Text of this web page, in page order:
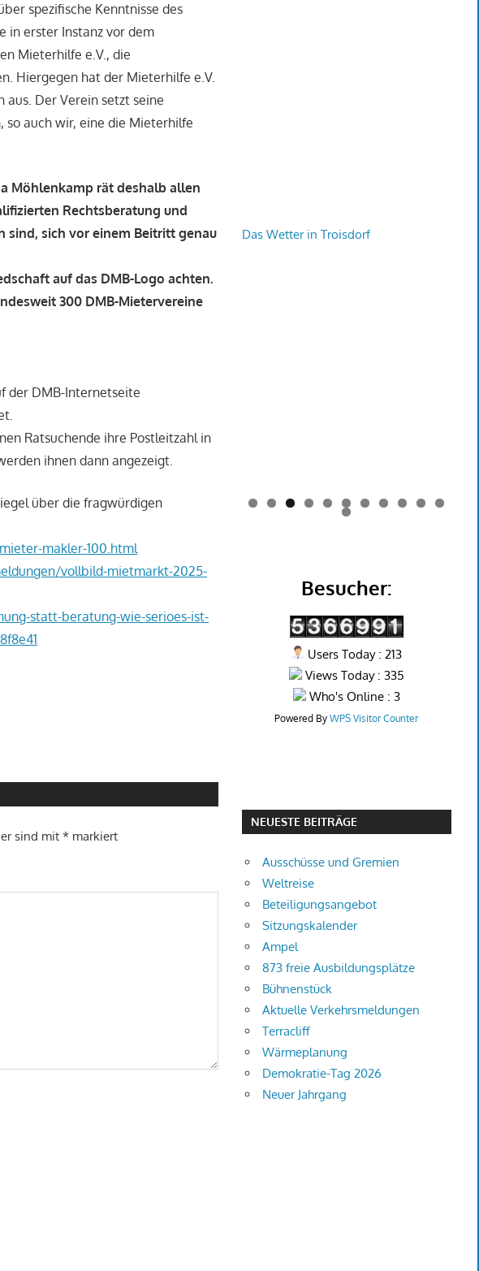
spezifische Kenntnisse des
in erster Instanz vor dem
Mieterhilfe e.V., die
Hiergegen hat der Mieterhilfe e.V.
aus. Der Verein setzt seine
auch wir, eine die Mieterhilfe
Möhlenkamp rät deshalb allen
Rechtsberatung und
sich vor einem Beitritt genau
auf das DMB-Logo achten.
300 DMB-Mietervereine
der DMB-Internetseite
Ratsuchende ihre Postleitzahl in
ihnen dann angezeigt.
über die fragwürdigen
makler-100.html
vollbild-mietmarkt-2025-
statt-beratung-wie-serioes-ist-
sind mit* markiert
Das Wetter in Troisdorf
0 1
2
Besucher:
Users Today : 213
Views Today : 335
Who's Online : 3
Powered ByWPS Visitor Counter
NEUESTE BEITRÄGE
Ausschüsse und Gremien
Weltreise
Beteiligungsangebot
Sitzungskalender
Ampel
873 freie Ausbildungsplätze
Bühnenstück
Aktuelle Verkehrsmeldungen
Terracliff
Wärmeplanung
Demokratie-Tag 2026
Neuer Jahrgang